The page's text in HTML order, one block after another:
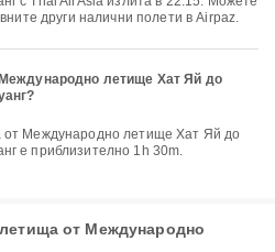
други налични полети в Airpaz.
летище Хат Яй до
е приблизително 1h 30m.
от Международно